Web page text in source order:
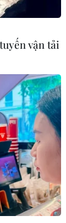
vận tải